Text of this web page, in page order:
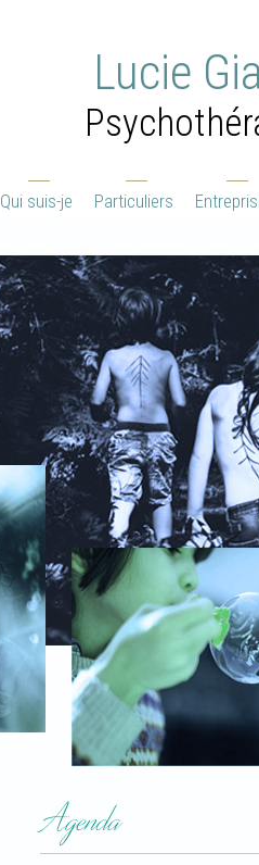
Lucie
Qui suis-je Particuliers
Agenda